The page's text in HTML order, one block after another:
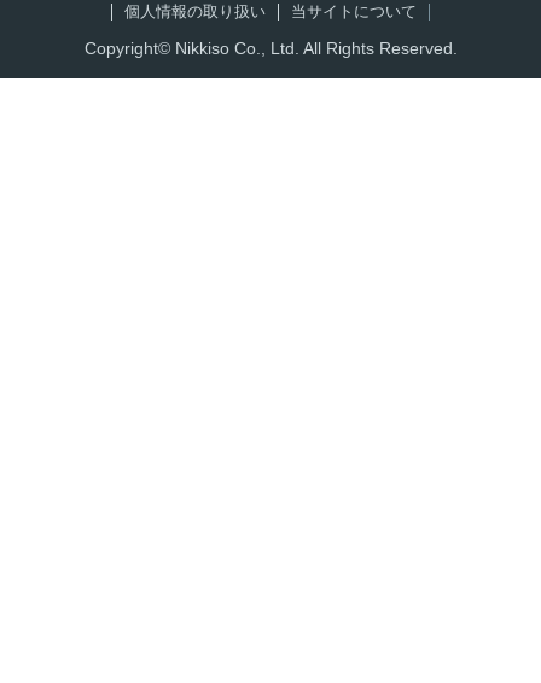
個人情報の取り扱い 当サイトについて
Copyright© Nikkiso Co., Ltd. All Rights Reserved